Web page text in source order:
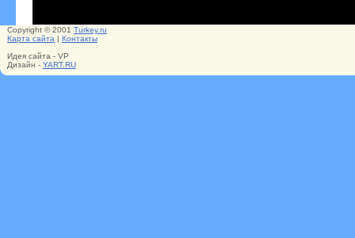
Copyright © 2001 Turkey.ru
Карта сайта | Контакты
Идея сайта - VP
Дизайн - YART.RU